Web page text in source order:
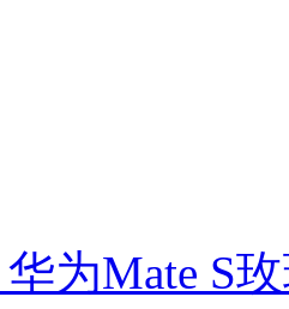
为Mate S